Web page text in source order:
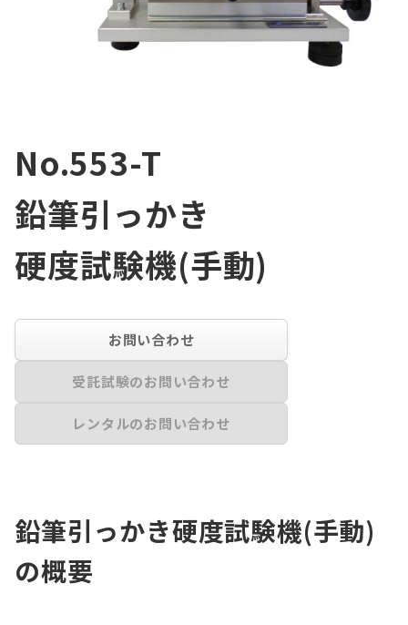
No.553-T
鉛筆引っかき
硬度試験機(手動)
お問い合わせ
受託試験のお問い合わせ
レンタルのお問い合わせ
鉛筆引っかき硬度試験機(手動)
の概要